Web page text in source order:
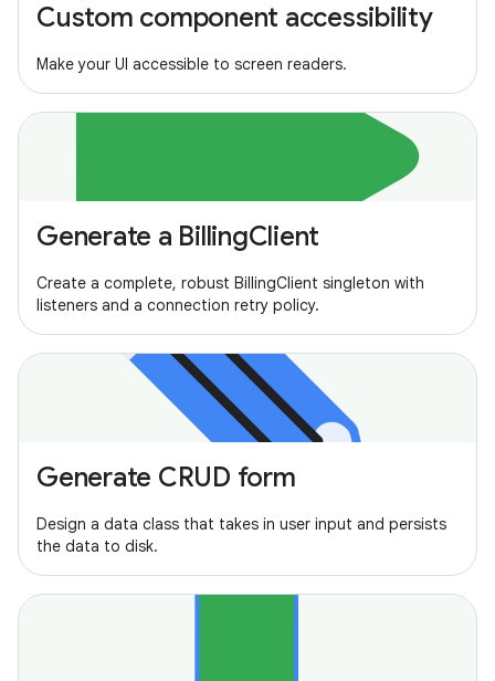
Custom component accessibility
Make your UI accessible to screen readers.
Generate a BillingClient
Create a complete, robust BillingClient singleton with
listeners and a connection retry policy.
Generate CRUD form
Design a data class that takes in user input and persists
the data to disk.